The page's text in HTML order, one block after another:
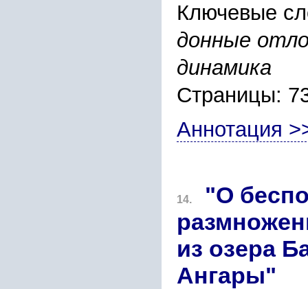
Ключевые
донные
динамика
Страницы:
Аннотация
14.
"О
из озера
Ангары"